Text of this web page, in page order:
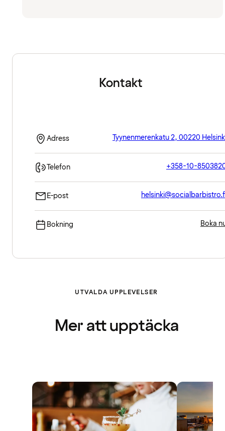
Kontakt
Adress Tyynenmerenkatu 2, 00220
Telefon +358-10-
E-post
Bokning Boka
UTVALDA UPPLEVELSER
Mer att upptäcka